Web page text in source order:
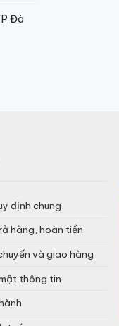
Đà
định chung
hàng, hoàn tiền
và giao hàng
thông tin